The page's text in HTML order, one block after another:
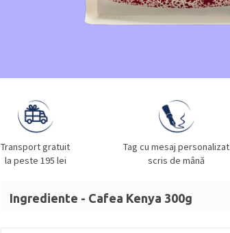
Transport gratuit
la peste 195 lei
Tag cu mesaj personalizat
scris de mână
Ingrediente - Cafea Kenya 300g